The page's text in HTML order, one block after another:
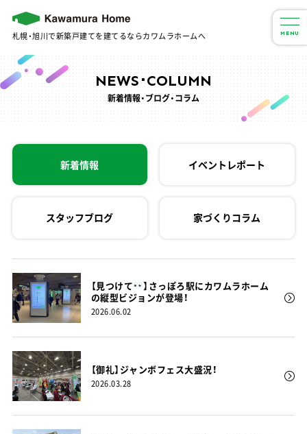
札幌・旭川で新築戸建てを建てるならカワムラホームへ MENU
NEWS･COLUMN
新着情報・ブログ・コラム
新着情報 イベントレポート
スタッフブログ 家づくりコラム
【見つけて
】さっぽろ駅にカワムラホーム
の縦型ビジョンが登場！
2026.06.02
【御礼】ジャンボフェス大盛況！
2026.03.28